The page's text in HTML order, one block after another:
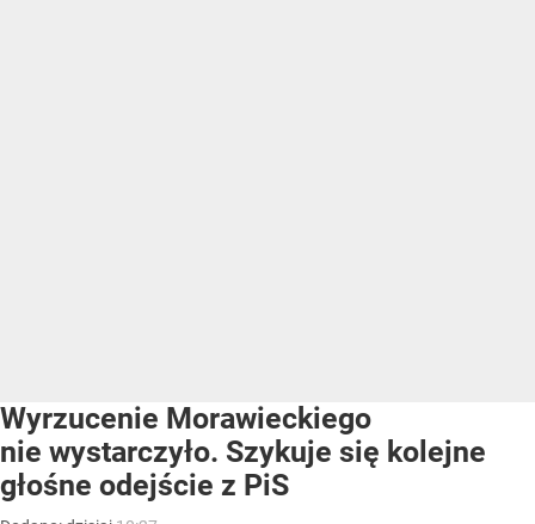
Wyrzucenie Morawieckiego
nie wystarczyło. Szykuje się kolejne
głośne odejście z PiS